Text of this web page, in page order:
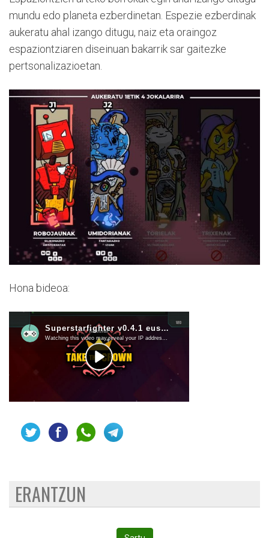
mundu edo planeta ezberdinetan. Espezie ezberdinak
aukeratu ahal izango ditugu, naiz eta oraingoz
espaziontziaren diseinuan bakarrik sar gaitezke
pertsonalizazioetan.
Hona bideoa:
ERANTZUN